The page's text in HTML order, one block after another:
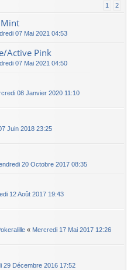
1 2
Mint
07 Mai 2021 04:53
Active Pink
07 Mai 2021 04:50
08 Janvier 2020 11:10
Juin 2018 23:25
20 Octobre 2017 08:35
12 Août 2017 19:43
« Mercredi 17 Mai 2017 12:26
29 Décembre 2016 17:52